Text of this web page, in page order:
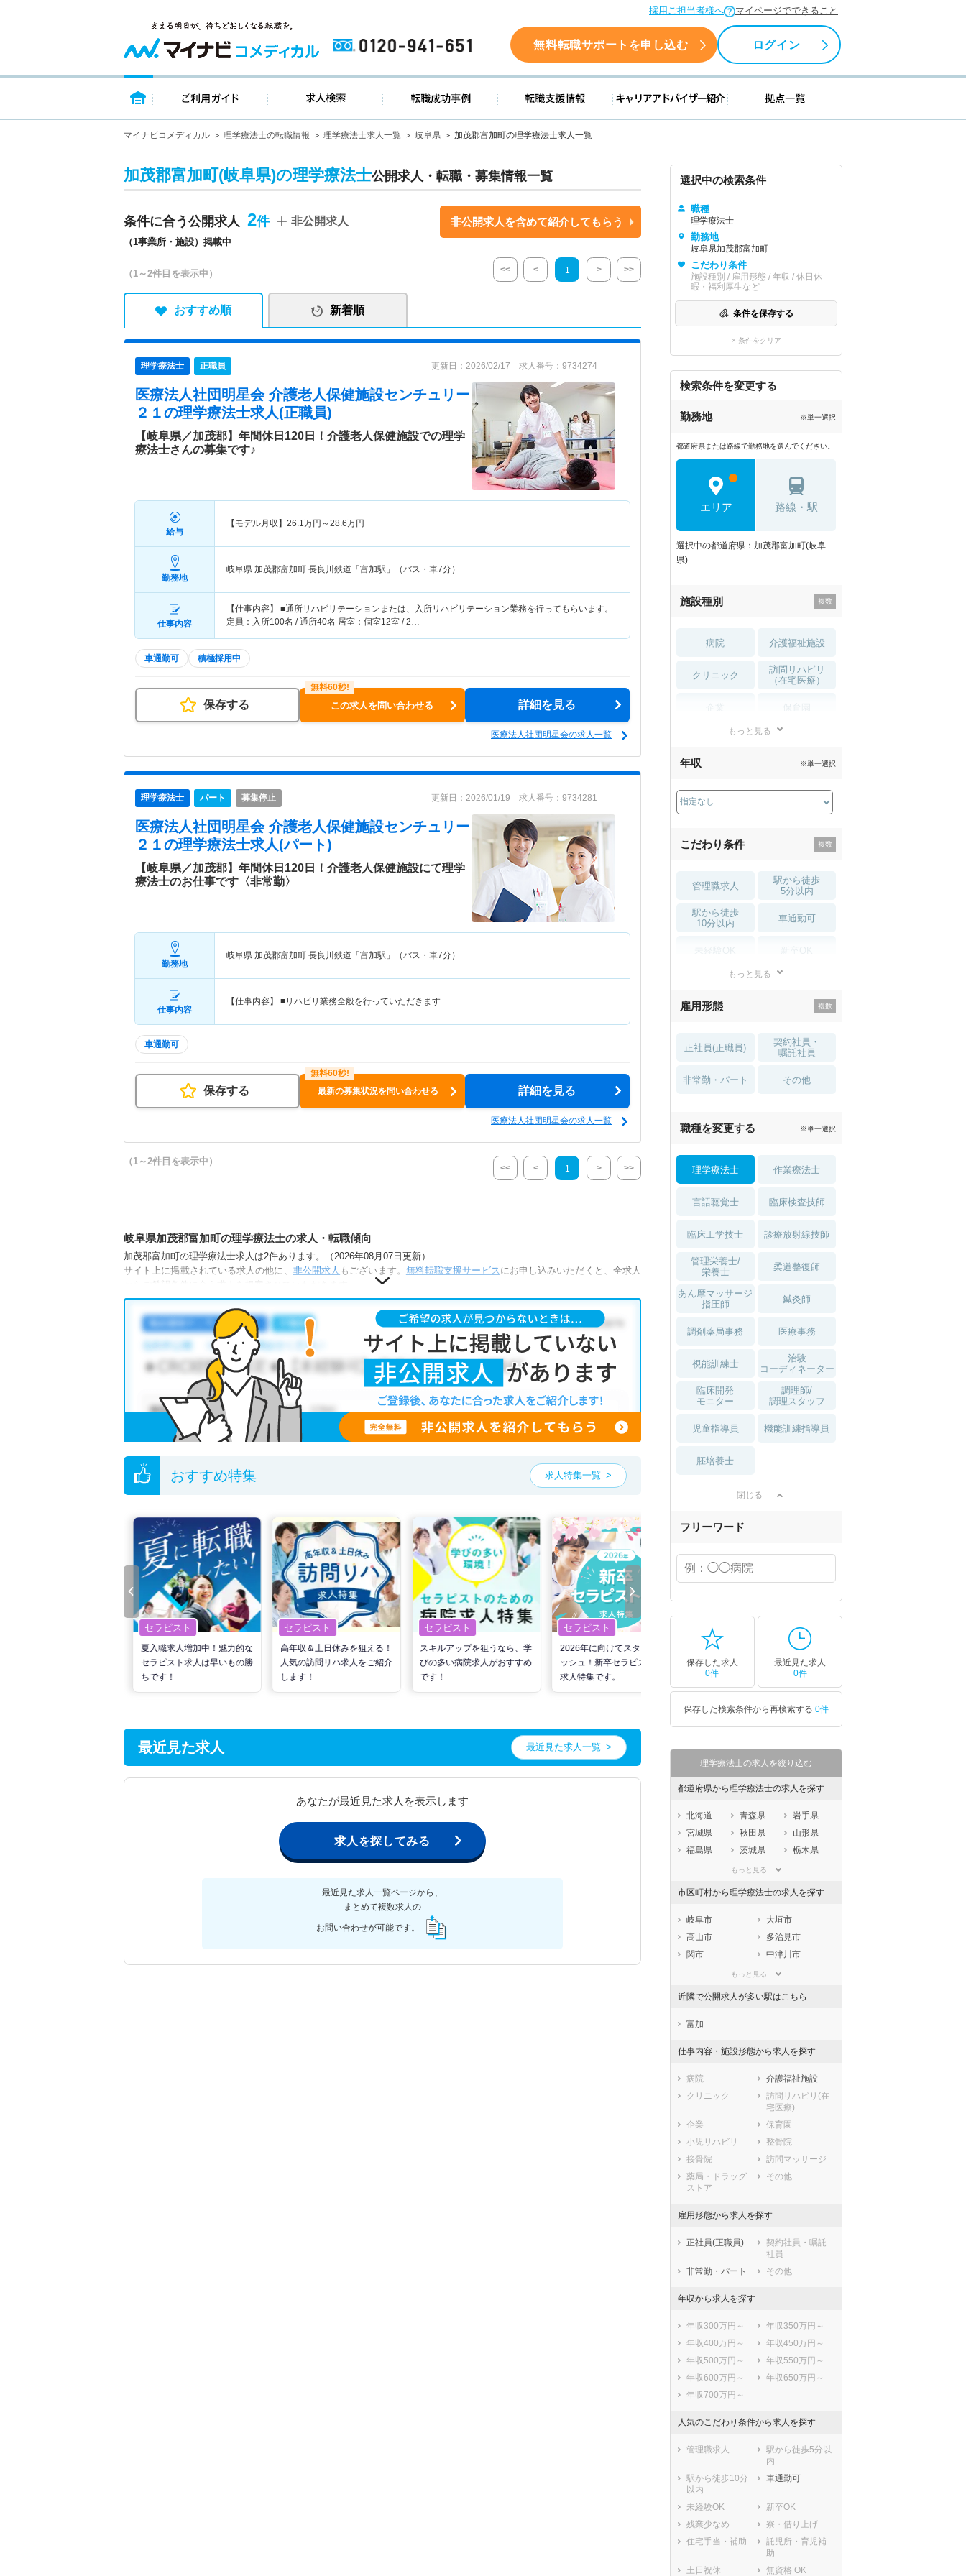
採用ご担当者様へ マイページでできること
0120-941-651 無料転職サポートを申し込む ログイン
トップページ ご利用ガイド 求人検索 転職成功事例 転職支援情報 キャリアアドバイザー紹介 拠点一覧
マイナビコメディカル 理学療法士の転職情報 理学療法士求人一覧 岐阜県 加茂郡富加町の理学療法士求人一覧
加茂郡富加町(岐阜県)の理学療法士公開求人・転職・募集情報一覧
条件に合う公開求人 2
（1事業所・施設）掲載中
非公開求人 非公開求人を含めて紹介してもらう
（1～2件目を表示中） << < 1 > >>
おすすめ順 新着順
理学療法士 正職員 更新日：2026/02/17 求人番号：9734274
医療法人社団明星会 介護老人保健施設センチュリー
２１の理学療法士求人(正職員)
【岐阜県／加茂郡】年間休日120日！介護老人保健施設での理学
療法士さんの募集です♪
給与
【モデル月収】 26.1万円～28.6万円
勤務地
岐阜県 加茂郡富加町 長良川鉄道「富加駅」（バス・車7分）
仕事内容
【仕事内容】 ■通所リハビリテーションまたは、入所リハビリテーション業務を行ってもらいます。
定員：入所100名 / 通所40名 居室：個室12室 / 2…
車通勤可 積極採用中
保存する この求人を問い合わせる 詳細を見る
医療法人社団明星会の求人一覧
理学療法士 パート 募集停止 更新日：2026/01/19 求人番号：9734281
医療法人社団明星会 介護老人保健施設センチュリー
２１の理学療法士求人(パート)
【岐阜県／加茂郡】年間休日120日！介護老人保健施設にて理学
療法士のお仕事です〈非常勤〉
勤務地
岐阜県 加茂郡富加町 長良川鉄道「富加駅」（バス・車7分）
仕事内容
【仕事内容】 ■リハビリ業務全般を行っていただきます
車通勤可
保存する 最新の募集状況を問い合わせる 詳細を見る
医療法人社団明星会の求人一覧
（1～2件目を表示中）
<< < 1 > >>
岐阜県加茂郡富加町の理学療法士の求人・転職傾向
加茂郡富加町の理学療法士求人は2件あります。（2026年08月07日更新）
サイト上に掲載されている求人の他に、 非公開求人 もございます。 無料転職支援サービス にお申し込みいただくと、全求人
加茂郡富加町の理学療法士求人では以下のような条件が人気です。
積極採用中・正社員(正職員)・非常勤・パート 介護福祉施設
他の条件でも人気の求人がございますので、「こだわり条件」から検索いただくか、お気軽にお問い合わせください。
全国の理学療法士求人から検索いただくことも可能です。
無料転職支援サービスにお申し込みいただくと、ご希望条件をヒアリングした上で求人をご提案いたします。
ご希望条件がまだ定まっていない方は
人気の希望条件をピックアップした求人特集をぜひご活用ください。
転職支援の他、情報収集や募集状況の確認も、お気軽にご相談ください。
おすすめ特集 求人特集一覧
セラピスト
夏入職求人増加中！魅力的な
セラピスト求人は早いもの勝
ちです！
セラピスト
高年収＆土日休みを狙える！
人気の訪問リハ求人をご紹介
します！
セラピスト
スキルアップを狙うなら、学
びの多い病院求人がおすすめ
です！
セラピスト
2026年に向けてスタートダ
ッシュ！新卒セラピスト向け
求人特集です。
セラピスト
世の中の需要の高まりととも
に増加傾向の「介護施設」求
人をご紹介！
最近見た求人 最近見た求人一覧
あなたが最近見た求人を表示します
求人を探してみる
最近見た求人一覧ページから、
まとめて複数求人の
お問い合わせが可能です。
選択中の検索条件
職種
理学療法士
勤務地
岐阜県加茂郡富加町
こだわり条件
施設種別 / 雇用形態 / 年収 / 休日休
暇・福利厚生など
条件を保存する
× 条件をクリア
検索条件を変更する
勤務地 ※単一選択
都道府県または路線で勤務地を選んでください。
エリア 路線・駅
選択中の都道府県：加茂郡富加町(岐阜
県)
施設種別
病院 介護福祉施設
クリニック
訪問リハビリ
（在宅医療）
薬局・
もっと見る
年収 ※単一選択
こだわり条件
管理職求人
駅から徒歩
5分以内
駅から徒歩
10分以内
車通勤可
住宅手当・補助
土日祝休 無資格 OK
積極採用中 WEB面接OK
もっと見る
雇用形態
正社員(正職員)
契約社員・
嘱託社員
非常勤・パート その他
職種を変更する ※単一選択
理学療法士 作業療法士
言語聴覚士 臨床検査技師
臨床工学技士 診療放射線技師
管理栄養士/
栄養士
柔道整復師
あん摩マッサージ
指圧師
鍼灸師
調剤薬局事務 医療事務
視能訓練士
治験
コーディネーター
臨床開発
モニター
調理師/
調理スタッフ
児童指導員 機能訓練指導員
胚培養士
閉じる
フリーワード
保存した求人
0件
最近見た求人
0件
保存した検索条件から再検索する 0件
理学療法士の求人を絞り込む
都道府県から理学療法士の求人を探す
北海道 青森県
岩手県
宮城県
秋田県
山形県
福島県
茨城県
栃木県
埼玉県
石川県
福井県
静岡県
愛知県
三重県
滋賀県
京都府
大阪府
奈良県
香川県
熊本県
大分県
宮崎県
鹿児島県
沖縄県
もっと見る
市区町村から理学療法士の求人を探す
岐阜市
大垣市
高山市
多治見市
関市
中津川市
瑞浪市
各務原市
飛騨市
本巣市
郡上市
下呂市
海津市
羽島郡岐南町
養老郡養老町
不破郡垂井町
不破郡関ケ原町
安八郡神戸町
安八郡輪之内町
安八郡安八町
揖斐郡揖斐川町
揖斐郡大野町
揖斐郡池田町
加茂郡富加町
加茂郡川辺町
加茂郡白川町
加茂郡東白川村
可児郡御嵩町
大野郡白川村
もっと見る
近隣で公開求人が多い駅はこちら
富加
仕事内容・施設形態から求人を探す
病院
介護福祉施設
クリニック
訪問リハビリ(在
宅医療)
企業
保育園
小児リハビリ
整骨院
接骨院
訪問マッサージ
薬局・ドラッグ
ストア
その他
雇用形態から求人を探す
正社員(正職員)
契約社員・嘱託
社員
非常勤・パート
その他
年収から求人を探す
年収300万円～
年収350万円～
年収400万円～
年収450万円～
年収500万円～
年収550万円～
年収600万円～
年収650万円～
年収700万円～
人気のこだわり条件から求人を探す
管理職求人
駅から徒歩5分以
内
駅から徒歩10分
以内
車通勤可
未経験OK
新卒OK
残業少なめ
寮・借り上げ
住宅手当・補助
託児所・育児補
助
土日祝休
無資格 OK